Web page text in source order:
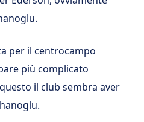
per il centrocampo
più complicato
il club sembra aver